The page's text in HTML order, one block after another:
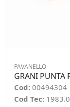
PAVANELLO
GRANI PUNTA
Cod: 00494304
Cod Tec: